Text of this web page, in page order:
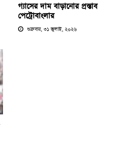
গ্যাসের দাম বাড়ানোর প্রস্তাব
পেট্রোবাংলার
শুক্রবার, ৩১ জুলাই, ২০২৬